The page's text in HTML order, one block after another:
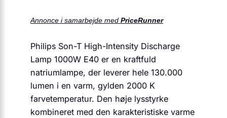
Annonce i samarbejde med PriceRunner
Philips Son-T High-Intensity Discharge
Lamp 1000W E40 er en kraftfuld
natriumlampe, der leverer hele 130.000
lumen i en varm, gylden 2000 K
farvetemperatur. Den høje lysstyrke
kombineret med den karakteristiske varme